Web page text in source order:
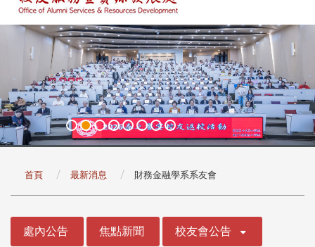
首頁 最新消息 財務金融學系系友會
處內公告 焦點新聞 校友會公告